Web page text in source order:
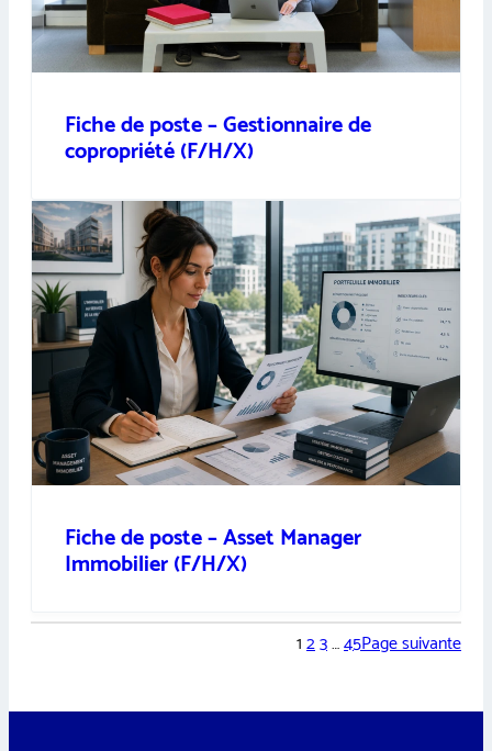
Fiche de poste – Gestionnaire de
copropriété (F/H/X)
Fiche de poste – Asset Manager
Immobilier (F/H/X)
123…45Page suivante